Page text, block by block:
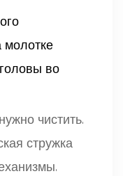
молотке
во
чистить.
стружка